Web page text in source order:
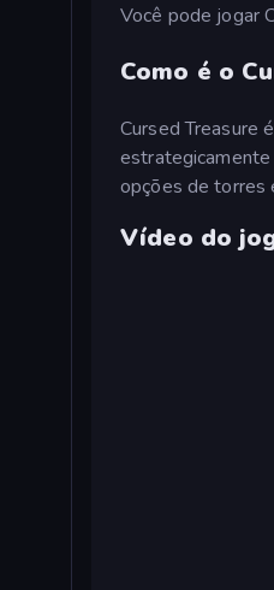
Você pode jogar
Como é o
Cursed Treasure
estrategicamente
opções de torres
Vídeo do